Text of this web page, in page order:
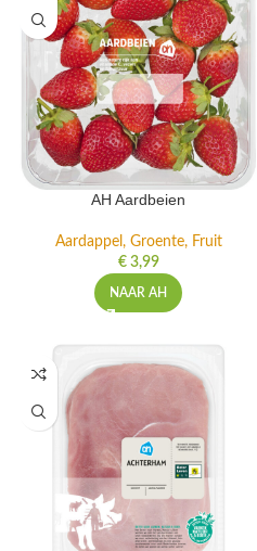
AH Aardbeien
Aardappel, Groente, Fruit
€3,99
NAAR AH